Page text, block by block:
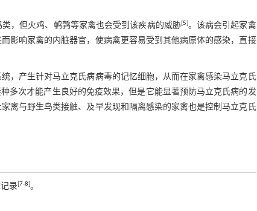
，但火鸡、鹌鹑等家禽也会受到该疾病的威胁[5]。该病会引起家禽
影响家禽的内脏器官，使病禽更容易受到其他病原体的感染，直接
，产生针对马立克氏病病毒的记忆细胞，从而在家禽感染马立克氏
多次才能产生良好的免疫效果，但是它能显著预防马立克氏病的发
禽与野生鸟类接触、及早发现和隔离感染的家禽也是控制马立克氏
录[7-8]。